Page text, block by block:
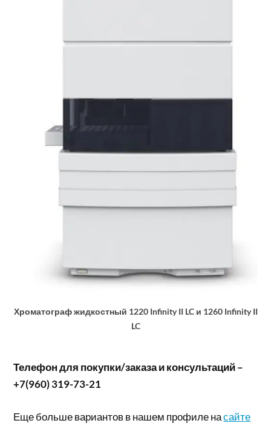
Хроматограф жидкостный 1220 Infinity II LC и 1260 Infinity II
LC
Телефон для покупки/заказа и консультаций –
+7(960) 319-73-21
Еще больше вариантов в нашем профиле насайте